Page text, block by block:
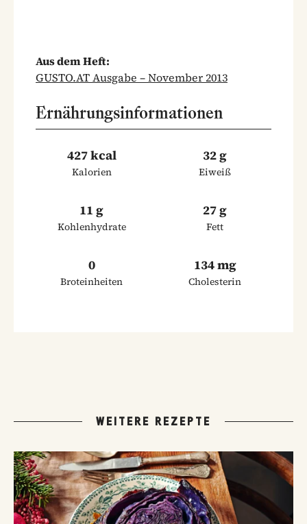
Aus dem Heft:
GUSTO.AT Ausgabe – November 2013
Ernährungsinformationen
427 kcal
Kalorien
32 g
Eiweiß
11 g
Kohlenhydrate
27 g
Fett
0
Broteinheiten
134 mg
Cholesterin
WEITERE REZEPTE